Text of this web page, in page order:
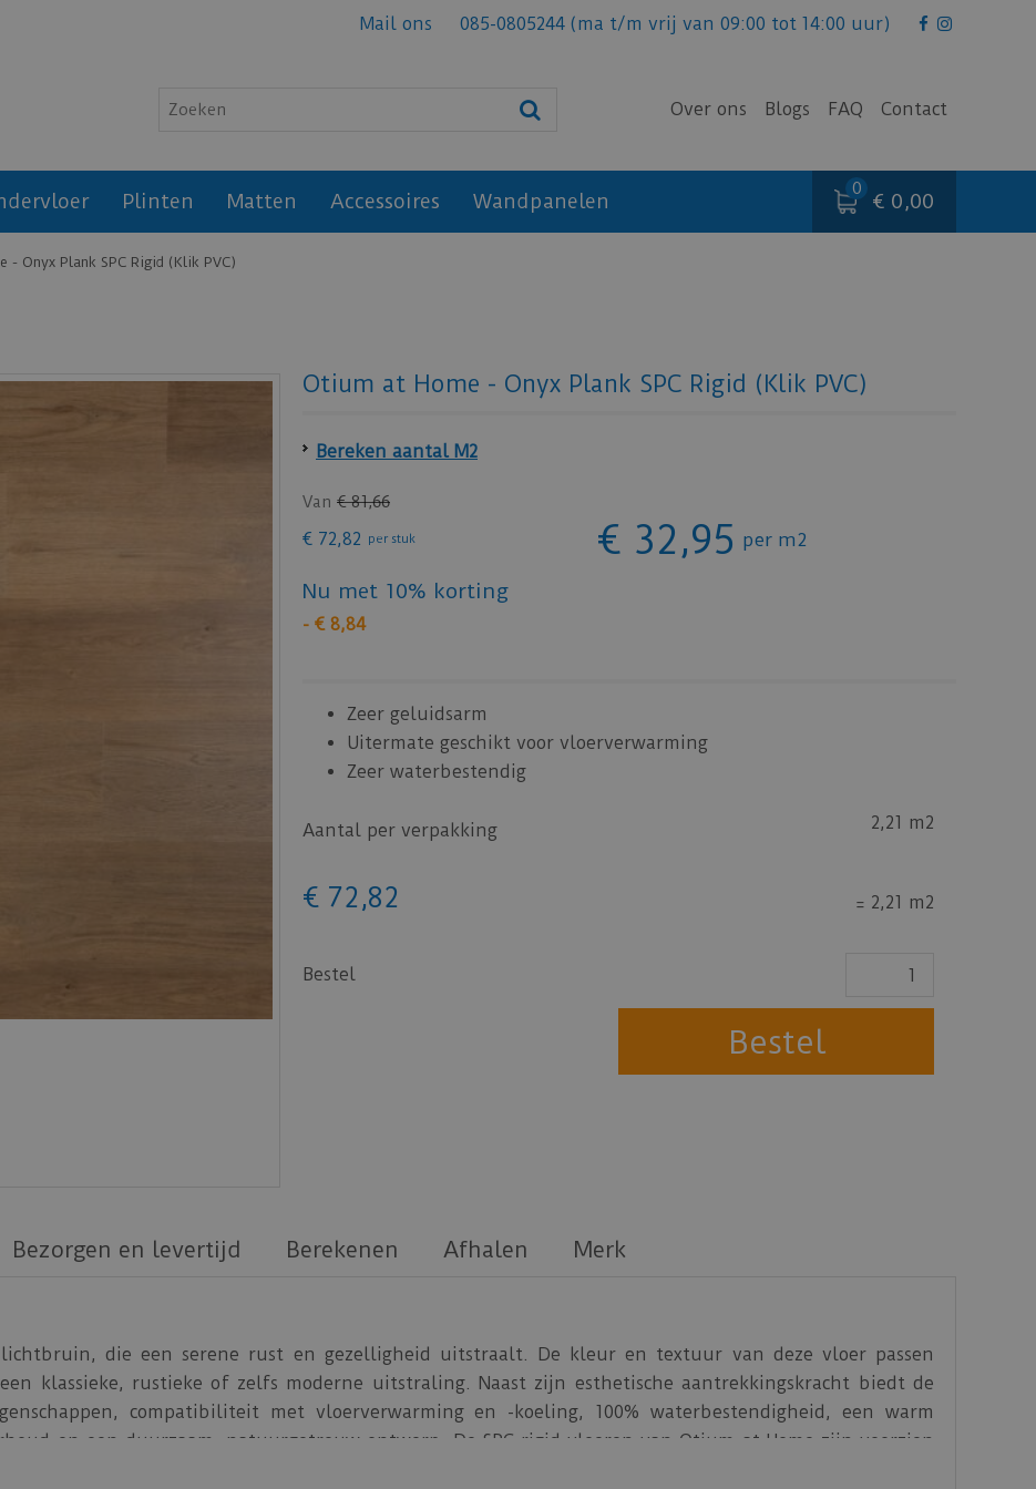
- Onyx Plank SPC Rigid (Klik PVC)
Mail ons 085-0805244 (ma t/m vrij van 09:00 tot 14:00 uur)
Over ons Blogs FAQ Contact
Plinten Matten Accessoires Wandpanelen € 0,00
Otium at Home - Onyx Plank SPC Rigid (Klik PVC)
Bereken aantal M2
Van € 81,66
€ 72,82 per stuk € 32,95 per m2
Nu met 10% korting
- € 8,84
Zeer geluidsarm
Uitermate geschikt voor vloerverwarming
Zeer waterbestendig
Aantal per verpakking 2,21 m2
€ 72 ,82 = 2,21 m2
Bestel
Bezorgen en levertijd Berekenen Afhalen Merk
die een serene rust en gezelligheid uitstraalt. De kleur en textuur van deze vloer passen
klassieke, rustieke of zelfs moderne uitstraling. Naast zijn esthetische aantrekkingskracht biedt de
compatibiliteit met vloerverwarming en -koeling, 100% waterbestendigheid, een warm
en een duurzaam, natuurgetrouw ontwerp. De SPC rigid vloeren van Otium at Home zijn voorzien